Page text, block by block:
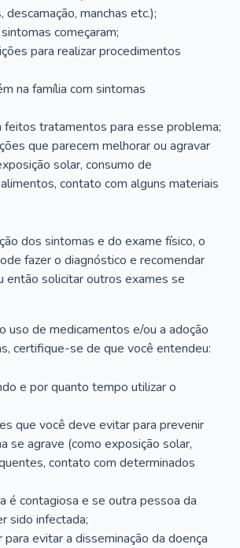
descamação, manchas etc.);
começaram;
para realizar procedimentos
na família com sintomas
feitos tratamentos para esse problema;
que parecem melhorar ou agravar
solar, consumo de
contato com alguns materiais
dos sintomas e do exame físico, o
fazer o diagnóstico e recomendar
então solicitar outros exames se
uso de medicamentos e/ou a adoção
certifique-se de que você entendeu:
e por quanto tempo utilizar o
que você deve evitar para prevenir
se agrave (como exposição solar,
contato com determinados
é contagiosa e se outra pessoa da
sido infectada;
para evitar a disseminação da doença